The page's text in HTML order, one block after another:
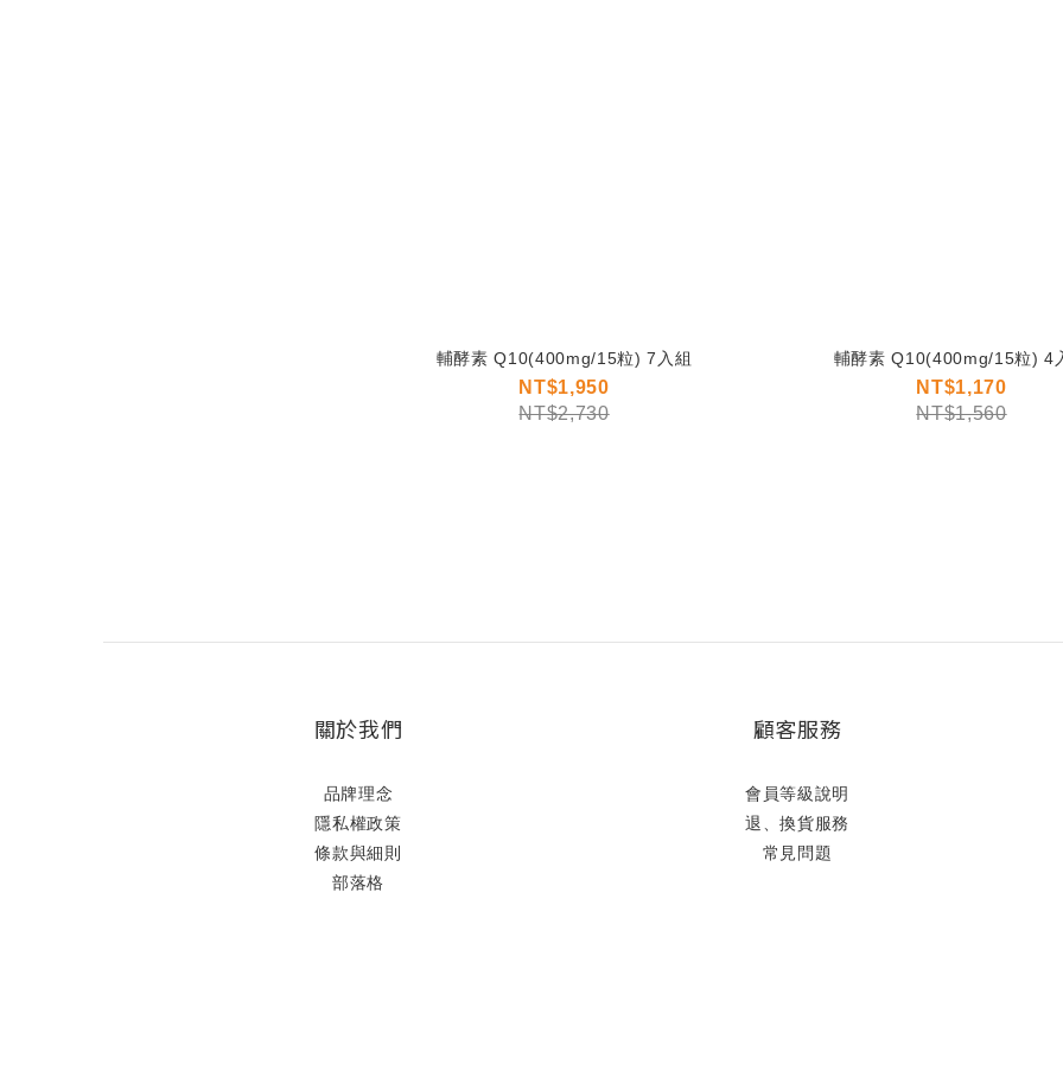
輔酵素 Q10(400mg/15粒) 7入組
NT$1,950
NT$2,730
輔酵素 Q10(400mg/15粒) 4
NT$1,170
NT$1,560
關於我們
品牌理念
隱私權政策
條款與細則
部落格
顧客服務
會員等級說明
退、換貨服務
常見問題